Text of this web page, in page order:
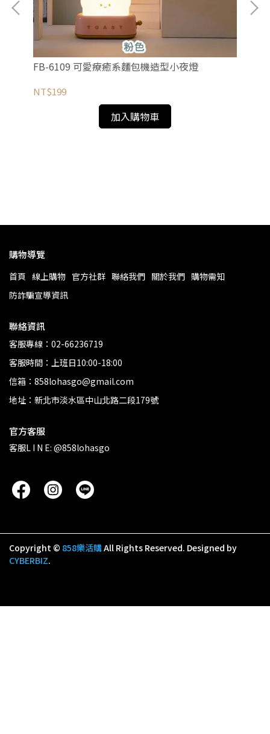
FB-6109 可愛療癒系麵包機造型小夜燈
NT$199
加入購物車
購物導覽
首頁 線上購物 官方社群 聯絡我們 關於我們 購物需知
防詐騙宣導資訊
聯絡資訊
客服專線：02-66236719
客服時間：上班日10:00-18:00
信箱：858lohasgo@gmail.com
地址：新北市淡水區中山北路二段179號
官方客服
客服L I N E: @858lohasgo
Copyright © 858樂活購All Rights Reserved. Designed by
CYBERBIZ.